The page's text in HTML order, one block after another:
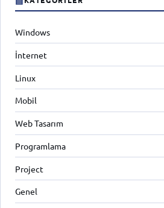
Windows
İnternet
Linux
Mobil
Web Tasarım
Programlama
Project
Genel